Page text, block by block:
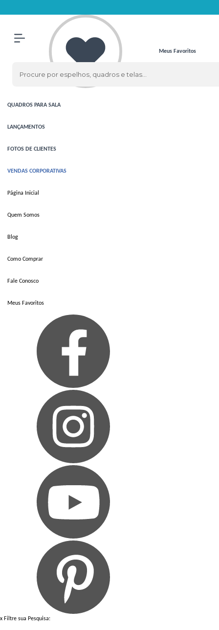
ESPELHOS CLÁSSICOS
COM LED
QUADROS PARA SALA
LANÇAMENTOS
FOTOS DE CLIENTES
VENDAS CORPORATIVAS
Página Inicial
Quem Somos
Blog
Como Comprar
Fale Conosco
Meus Favoritos
x Filtre sua Pesquisa:
Meus Favoritos